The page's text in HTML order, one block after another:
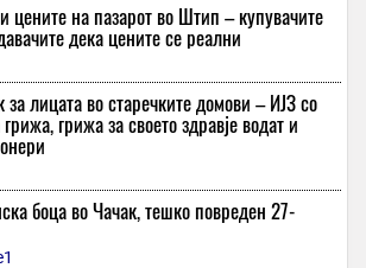
цените на пазарот во Штип – купувачите
дека цените се реални
лицата во старечките домови – ИЈЗ со
грижа за своето здравје водат и
боца во Чачак, тешко повреден 27-